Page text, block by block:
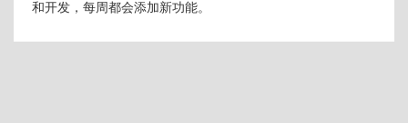
和开发，每周都会添加新功能。